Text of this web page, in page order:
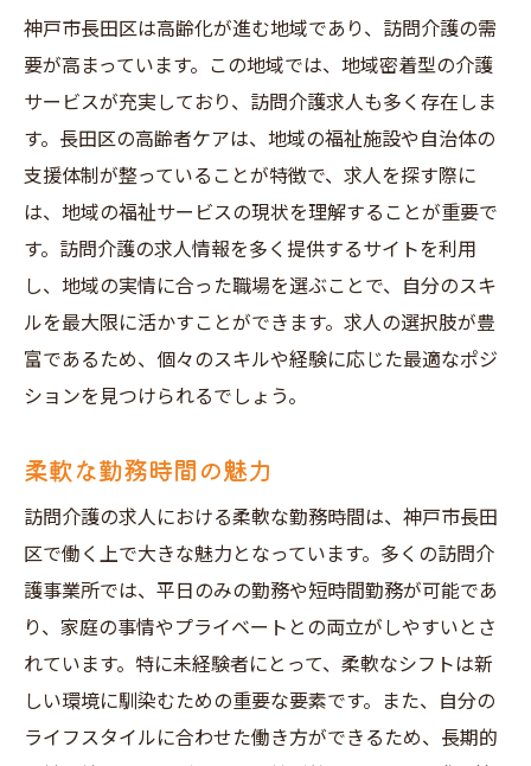
神戸市長田区は高齢化が進む地域であり、訪問介護の需
要が高まっています。この地域では、地域密着型の介護
サービスが充実しており、訪問介護求人も多く存在しま
す。長田区の高齢者ケアは、地域の福祉施設や自治体の
支援体制が整っていることが特徴で、求人を探す際に
は、地域の福祉サービスの現状を理解することが重要で
す。訪問介護の求人情報を多く提供するサイトを利用
し、地域の実情に合った職場を選ぶことで、自分のスキ
ルを最大限に活かすことができます。求人の選択肢が豊
富であるため、個々のスキルや経験に応じた最適なポジ
ションを見つけられるでしょう。
柔軟な勤務時間の魅力
訪問介護の求人における柔軟な勤務時間は、神戸市長田
区で働く上で大きな魅力となっています。多くの訪問介
護事業所では、平日のみの勤務や短時間勤務が可能であ
り、家庭の事情やプライベートとの両立がしやすいとさ
れています。特に未経験者にとって、柔軟なシフトは新
しい環境に馴染むための重要な要素です。また、自分の
ライフスタイルに合わせた働き方ができるため、長期的